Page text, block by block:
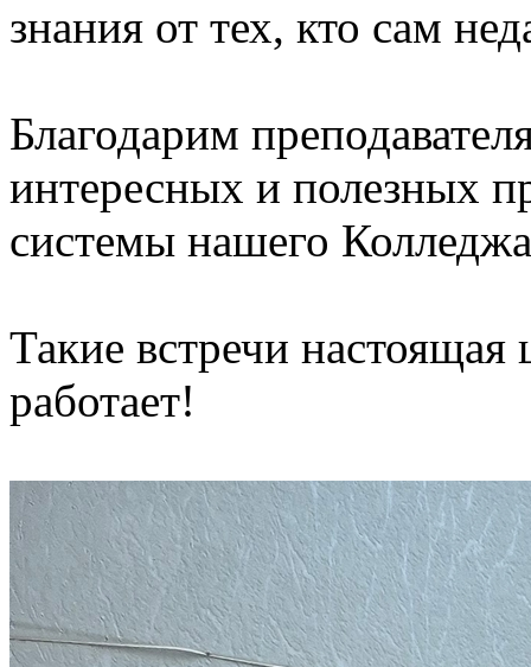
знания от тех, кто сам
Благодарим
интересных и полезных
системы нашего
Такие встречи
работает!